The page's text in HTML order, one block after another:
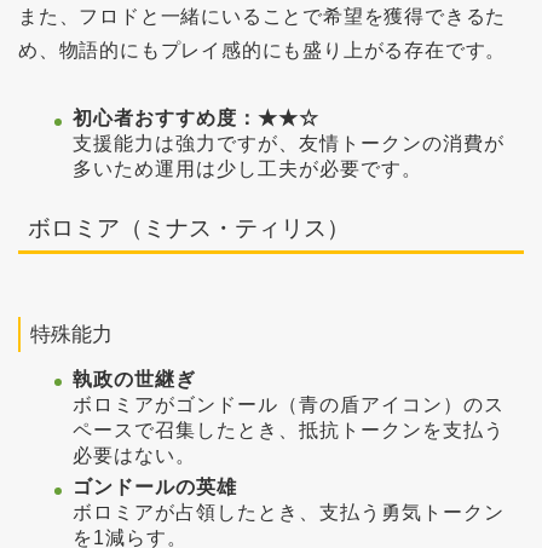
また、フロドと一緒にいることで希望を獲得できるた
め、物語的にもプレイ感的にも盛り上がる存在です。
初心者おすすめ度：★★☆
支援能力は強力ですが、友情トークンの消費が
多いため運用は少し工夫が必要です。
ボロミア（ミナス・ティリス）
特殊能力
執政の世継ぎ
ボロミアがゴンドール（青の盾アイコン）のス
ペースで召集したとき、抵抗トークンを支払う
必要はない。
ゴンドールの英雄
ボロミアが占領したとき、支払う勇気トークン
を1減らす。